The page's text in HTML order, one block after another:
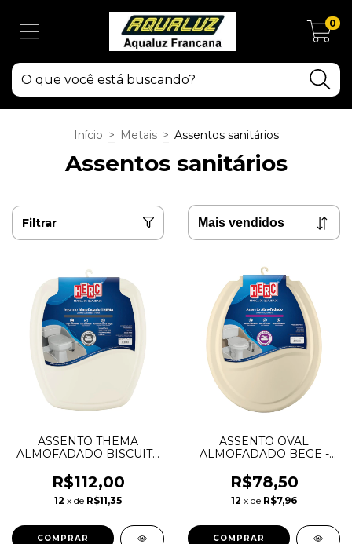
0
Início > Metais > Assentos sanitários
Assentos sanitários
Filtrar
ASSENTO THEMA
ALMOFADADO BISCUIT -
R$112,00
12 x de R$11,35
ASSENTO OVAL
ALMOFADADO BEGE -
R$78,50
12 x de R$7,96